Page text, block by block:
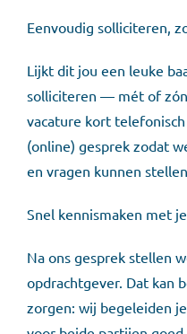
Eenvoudig solliciteren,
Lijkt dit jou een leuke
solliciteren — mét of
vacature kort
(online) gesprek zodat
en vragen kunnen stellen.
Snel kennismaken met
Na ons gesprek stellen
opdrachtgever. Dat kan
zorgen: wij begeleiden